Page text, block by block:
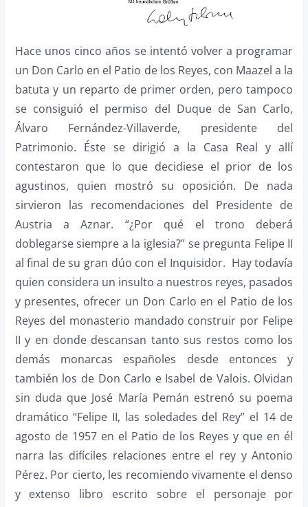
Hace unos cinco años se intentó volver a programar
un Don Carlo en el Patio de los Reyes, con Maazel a la
batuta y un reparto de primer orden, pero tampoco
se consiguió el permiso del Duque de San Carlo,
Álvaro Fernández-Villaverde, presidente del
Patrimonio. Éste se dirigió a la Casa Real y allí
contestaron que lo que decidiese el prior de los
agustinos, quien mostró su oposición. De nada
sirvieron las recomendaciones del Presidente de
Austria a Aznar. “¿Por qué el trono deberá
doblegarse siempre a la iglesia?” se pregunta Felipe II
al final de su gran dúo con el Inquisidor. Hay todavía
quien considera un insulto a nuestros reyes, pasados
y presentes, ofrecer un Don Carlo en el Patio de los
Reyes del monasterio mandado construir por Felipe
II y en donde descansan tanto sus restos como los
demás monarcas españoles desde entonces y
también los de Don Carlo e Isabel de Valois. Olvidan
sin duda que José María Pemán estrenó su poema
dramático “Felipe II, las soledades del Rey” el 14 de
agosto de 1957 en el Patio de los Reyes y que en él
narra las difíciles relaciones entre el rey y Antonio
Pérez. Por cierto, les recomiendo vivamente el denso
y extenso libro escrito sobre el personaje por